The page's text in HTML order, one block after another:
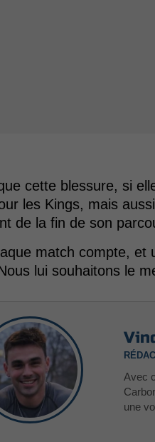
cette blessure, si
les Kings, mais
de la fin de son
match compte, et
lui souhaitons le
Avec
une